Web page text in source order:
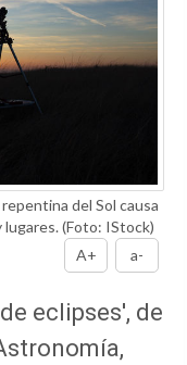
del Sol causa
lugares.(Foto: IStock)
A+
a-
eclipses', de